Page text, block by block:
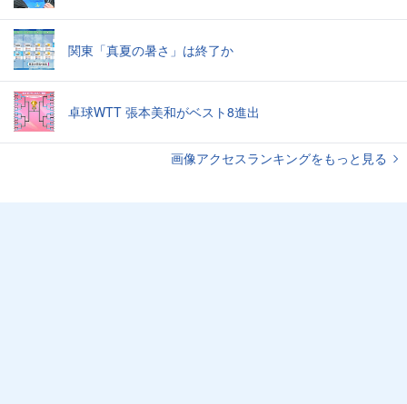
関東「真夏の暑さ」は終了か
卓球WTT 張本美和がベスト8進出
画像アクセスランキングをもっと見る